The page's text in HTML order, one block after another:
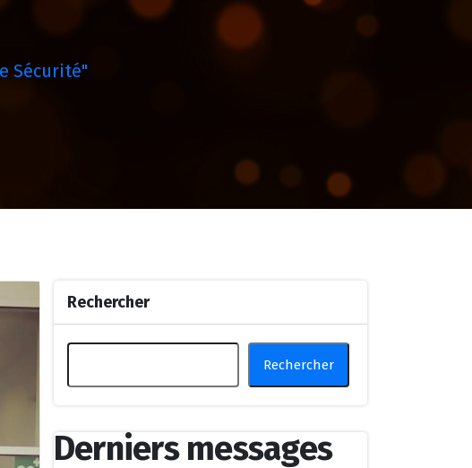
Sécurité"
Rechercher
Rechercher
Derniers messages